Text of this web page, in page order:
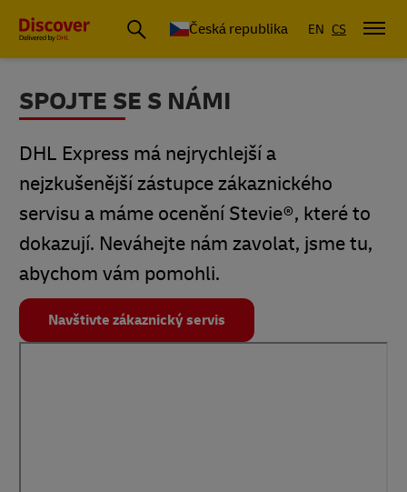
Česká republika EN CS
SPOJTE SE S NÁMI
DHL Express má nejrychlejší a
nejzkušenější zástupce zákaznického
servisu a máme ocenění Stevie®, které to
dokazují. Neváhejte nám zavolat, jsme tu,
abychom vám pomohli.
Navštivte zákaznický servis